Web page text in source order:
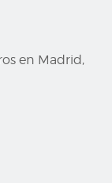
en Madrid,